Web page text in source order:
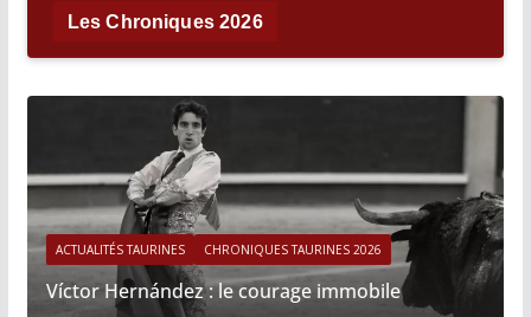
Les Chroniques 2026
ACTUALITÉS TAURINES CHRONIQUES TAURINES 2026
Víctor Hernández : le courage immobile